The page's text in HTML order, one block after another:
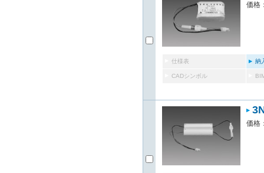
価格
仕様表 納
CADシンボル
価格